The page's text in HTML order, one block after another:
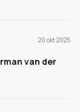
20 okt 2025
van der